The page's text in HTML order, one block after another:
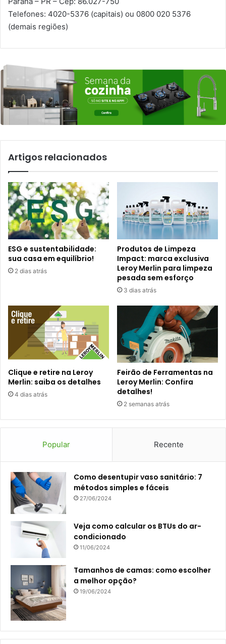
Telefones: 4020-5376 (capitais) ou 0800 020 5376
(demais regiões)
Artigos relacionados
ESG e sustentabilidade:
sua casa em equilíbrio!
2 dias atrás
Produtos de Limpeza
Impact: marca exclusiva
Leroy Merlin para limpeza
pesada sem esforço
3 dias atrás
Clique e retire na Leroy
Merlin: saiba os detalhes
4 dias atrás
Feirão de Ferramentas na
Leroy Merlin: Confira
detalhes!
2 semanas atrás
Popular Recente
Como desentupir vaso sanitário: 7
métodos simples e fáceis
27/06/2024
Veja como calcular os BTUs do ar-
condicionado
11/06/2024
Tamanhos de camas: como escolher
a melhor opção?
19/06/2024